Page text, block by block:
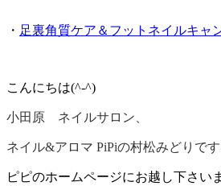
・ 足裏角質ケア＆フットネイルキャ
こんにちは(^-^)
小田原 ネイルサロン、
ネイル&アロマ PiPiの村松みどりです
ピピのホームページにお越し下さい